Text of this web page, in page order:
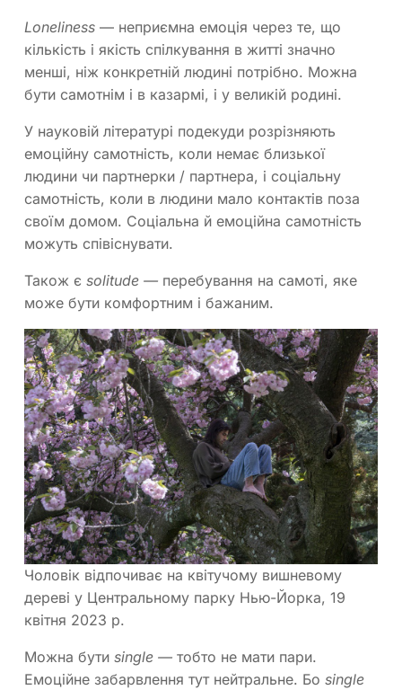
Loneliness — неприємна емоція через те, що
кількість і якість спілкування в житті значно
менші, ніж конкретній людині потрібно. Можна
бути самотнім і в казармі, і у великій родині.
У науковій літературі подекуди розрізняють
емоційну самотність, коли немає близької
людини чи партнерки / партнера, і соціальну
самотність, коли в людини мало контактів поза
своїм домом. Соціальна й емоційна самотність
можуть співіснувати.
Також є solitude — перебування на самоті, яке
може бути комфортним і бажаним.
Чоловік відпочиває на квітучому вишневому
дереві у Центральному парку Нью-Йорка, 19
квітня 2023 р.
Можна бути single — тобто не мати пари.
Емоційне забарвлення тут нейтральне. Бо single